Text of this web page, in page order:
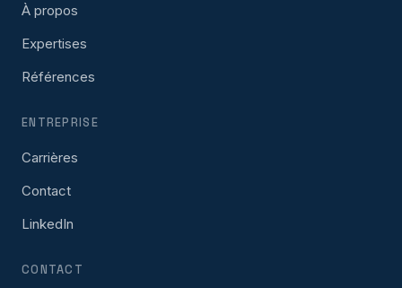
À propos
Expertises
Références
ENTREPRISE
Carrières
Contact
LinkedIn
CONTACT